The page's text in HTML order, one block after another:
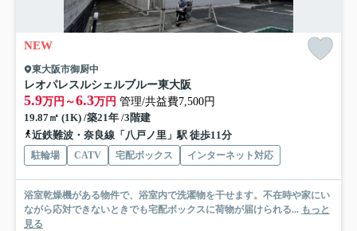
NEW
東大阪市御厨中
レオパレスルシェルブルー東大阪
5.9万円～6.3万円 管理/共益費7,500円
19.87㎡ (1K) /築21年 /3階建
近鉄難波・奈良線「八戸ノ里」駅 徒歩11分
駐輪場 CATV 宅配ボックス インターネット対応
浴室乾燥機がある物件で、浴室内で洗濯物を干せます。不在時や家にい
ながら応対できないときでも宅配ボックスに荷物が届けられる... もっと
見る